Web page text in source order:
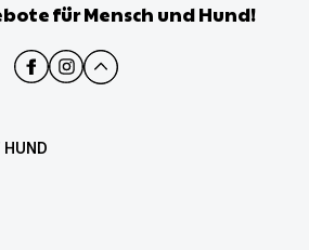
für Mensch und Hund!
HUND